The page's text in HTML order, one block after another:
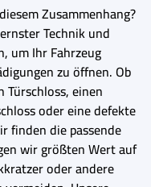
Zusammenhang?
Technik und
um Ihr Fahrzeug
zu öffnen. Ob
Türschloss, einen
oder eine defekte
finden die passende
wir größten Wert auf
oder andere